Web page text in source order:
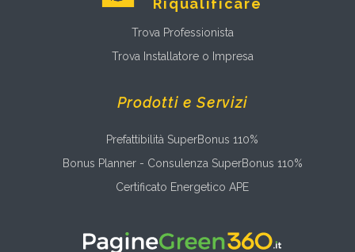
Riqualificare
Trova Professionista
Trova Installatore o Impresa
Prodotti e Servizi
Prefattibilità SuperBonus 110%
Bonus Planner - Consulenza SuperBonus 110%
Certificato Energetico APE